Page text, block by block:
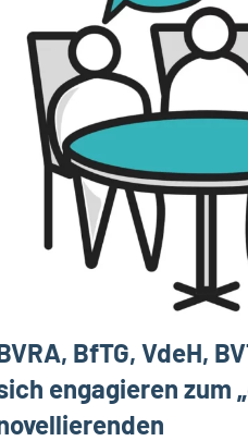
BfTG, VdeH,
engagieren zum